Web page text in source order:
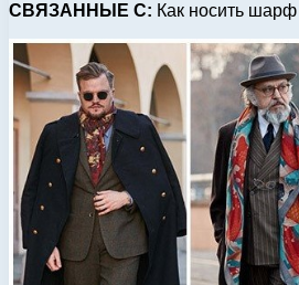
СВЯЗАННЫЕ С: Как носить